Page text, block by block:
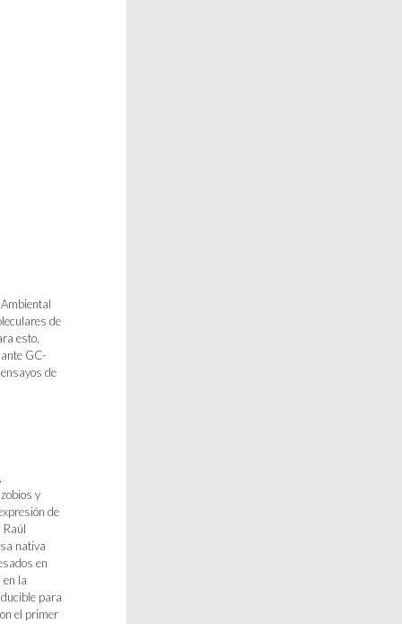
de
esto,
GC-
de
y
de
Raúl
nativa
en
en la
para
el primer